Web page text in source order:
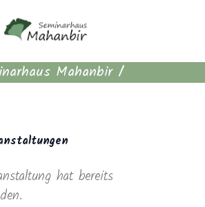
Mahanbir/
hat bereits